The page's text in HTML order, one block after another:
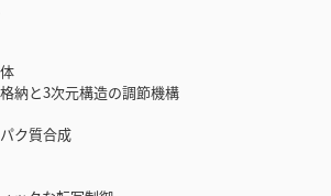
3次元構造の調節機構
ク質合成